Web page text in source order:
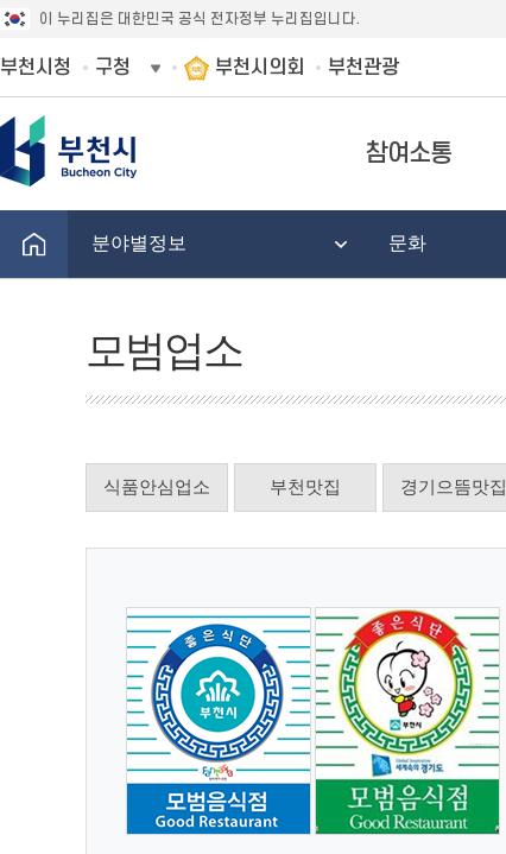
이 누리집은 대한민국 공식 전자정부 누리집입니다.
부천시청 구청 부천시의회 부천관광
참여소통
분야별정보 문화
모범업소
식품안심업소 부천맛집 경기으뜸맛집